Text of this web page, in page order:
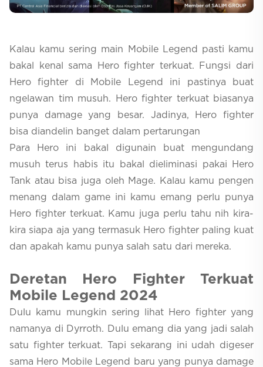
Kalau kamu sering main Mobile Legend pasti kamu
bakal kenal sama Hero fighter terkuat. Fungsi dari
Hero fighter di Mobile Legend ini pastinya buat
ngelawan tim musuh. Hero fighter terkuat biasanya
punya damage yang besar. Jadinya, Hero fighter
bisa diandelin banget dalam pertarungan
Para Hero ini bakal digunain buat mengundang
musuh terus habis itu bakal dieliminasi pakai Hero
Tank atau bisa juga oleh Mage. Kalau kamu pengen
menang dalam game ini kamu emang perlu punya
Hero fighter terkuat. Kamu juga perlu tahu nih kira-
kira siapa aja yang termasuk Hero fighter paling kuat
dan apakah kamu punya salah satu dari mereka.
Deretan Hero Fighter Terkuat
Mobile Legend 2024
Dulu kamu mungkin sering lihat Hero fighter yang
namanya di Dyrroth. Dulu emang dia yang jadi salah
satu fighter terkuat. Tapi sekarang ini udah digeser
sama Hero Mobile Legend baru yang punya damage